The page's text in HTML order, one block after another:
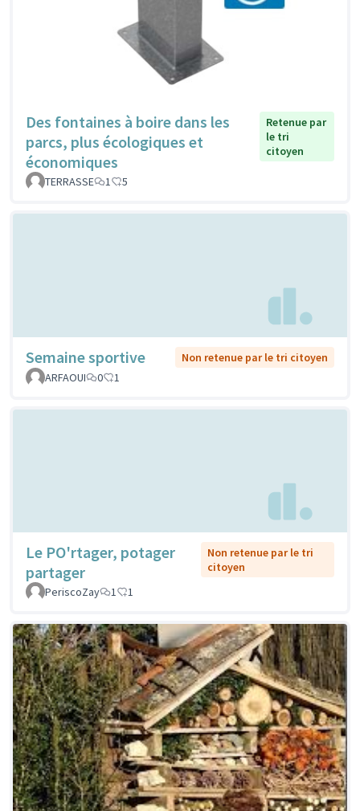
Des fontaines à boire dans les
parcs, plus écologiques et
économiques
Retenue par
le tri
citoyen
TERRASSE 1 5
Semaine sportive
Non retenue par le tri citoyen
ARFAOUI
0 1
Le PO'rtager, potager
partager
Non retenue par le tri
citoyen
PeriscoZay
1 1